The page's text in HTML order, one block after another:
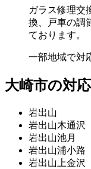
ガラス修理交
換、戸車の調
ております。
一部地域で対
大崎市の対
岩出山
岩出山木通沢
岩出山池月
岩出山浦小路
岩出山上金沢